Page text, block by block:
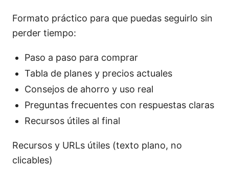
Formato práctico para que puedas seguirlo sin
perder tiempo:
Paso a paso para comprar
Tabla de planes y precios actuales
Consejos de ahorro y uso real
Preguntas frecuentes con respuestas claras
Recursos útiles al final
Recursos y URLs útiles (texto plano, no
clicables)